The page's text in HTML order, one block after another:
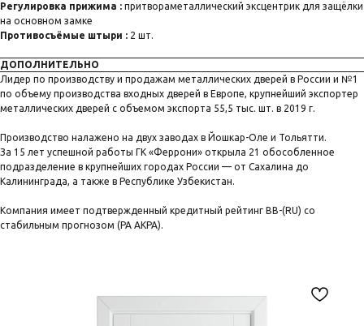
Регулировка прижима : притвораметаллический эксцентрик для защёлки
на основном замке
Противосъёмые штыри : 2 шт.
ДОПОЛНИТЕЛЬНО
Лидер по производству и продажам металлических дверей в России и №1
по объему производства входных дверей в Европе, крупнейший экспортер
металлических дверей с объемом экспорта 55,5 тыс. шт. в 2019 г.
Производство налажено на двух заводах в Йошкар-Оле и Тольятти.
За 15 лет успешной работы ГК «Феррони» открыла 21 обособленное
подразделение в крупнейших городах России — от Сахалина до
Калининграда, а также в Республике Узбекистан.
Компания имеет подтвержденный кредитный рейтинг BB-(RU) со
стабильным прогнозом (РА АКРА).